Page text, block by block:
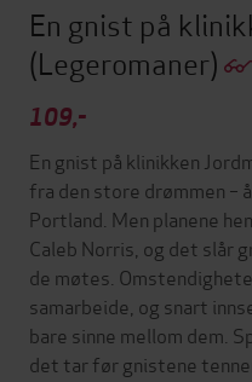
En gnist på
(Legeromaner)
109,-
En gnist på klinikken
fra den store drømmen –
Portland. Men planene
Caleb Norris, og det slår
de møtes.
samarbeide, og snart
bare sinne mellom dem.
det tar før gnistene